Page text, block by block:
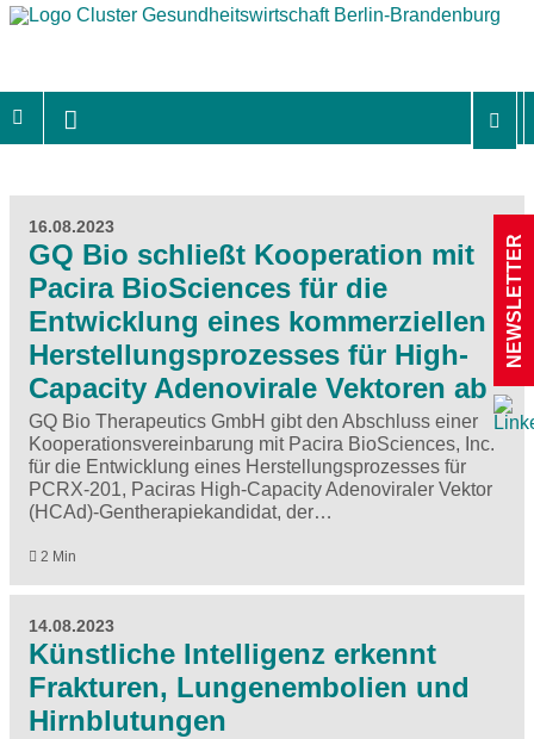
16.08.2023
GQ Bio schließt Kooperation mit
Pacira BioSciences für die
Entwicklung eines kommerziellen
Herstellungsprozesses für High-
Capacity Adenovirale Vektoren ab
GQ Bio Therapeutics GmbH gibt den Abschluss einer
Kooperationsvereinbarung mit Pacira BioSciences, Inc.
für die Entwicklung eines Herstellungsprozesses für
PCRX-201, Paciras High-Capacity Adenoviraler Vektor
(HCAd)-Gentherapiekandidat, der…
2 Min
14.08.2023
Künstliche Intelligenz erkennt
Frakturen, Lungenembolien und
Hirnblutungen
NEWSLETTER